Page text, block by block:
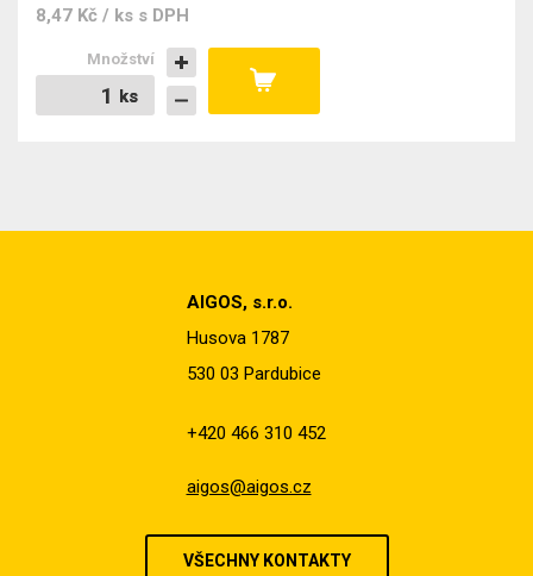
8,47 Kč / ks s DPH
ks
ks
Množství
AIGOS, s.r.o.
Husova 1787
530 03 Pardubice
+420 466 310 452
aigos@aigos.cz
VŠECHNY KONTAKTY